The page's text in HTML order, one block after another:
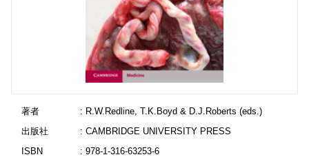
著者
: R.W.Redline, T.K.Boyd & D.J.Roberts (eds.)
出版社
: CAMBRIDGE UNIVERSITY PRESS
ISBN
: 978-1-316-63253-6